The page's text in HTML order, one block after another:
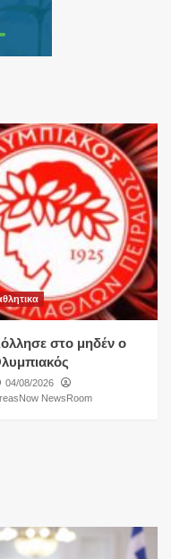
στο μηδέν ο
04/08/2026
NewsRoom